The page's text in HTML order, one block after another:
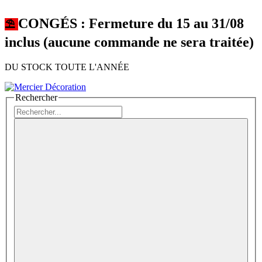
⛱︎ CONGÉS : Fermeture du 15 au 31/08
inclus (aucune commande ne sera traitée)
DU STOCK TOUTE L'ANNÉE
Rechercher